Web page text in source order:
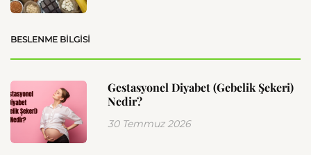
BESLENME BILGISI
Gestasyonel Diyabet (Gebelik Şekeri)
Nedir?
30 Temmuz 2026